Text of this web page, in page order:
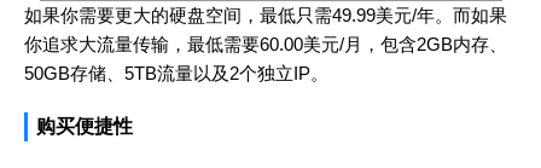
如果你需要更大的硬盘空间，最低只需49.99美元/年。而如果
你追求大流量传输，最低需要60.00美元/月，包含2GB内存、
50GB存储、5TB流量以及2个独立IP。
购买便捷性